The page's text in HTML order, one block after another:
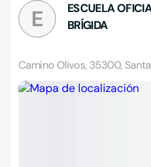
E
ESCUELA
BRÍGIDA
Camino Olivos, 35300,